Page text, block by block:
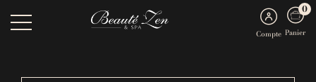
Compte
0
Panier